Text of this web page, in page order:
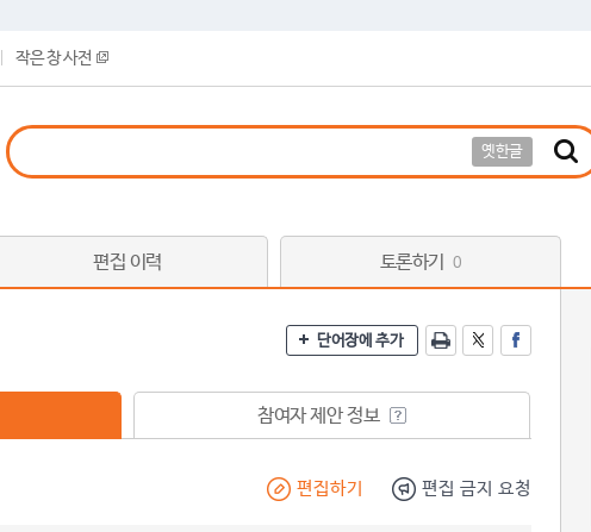
작은 창 사전
옛한글
편집 이력 토론하기 0
단어장에 추가
참여자 제안 정보
편집하기 편집 금지 요청